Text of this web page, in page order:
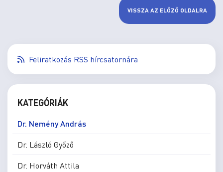
VISSZA AZ ELŐZŐ OLDALRA
Feliratkozás RSS hírcsatornára
KATEGÓRIÁK
Dr. Nemény András
Dr. László Győző
Dr. Horváth Attila